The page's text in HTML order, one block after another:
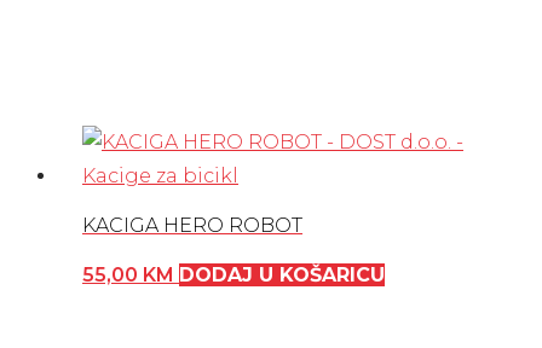
KACIGA HERO ROBOT
55,00 KM DODAJ U KOŠARICU